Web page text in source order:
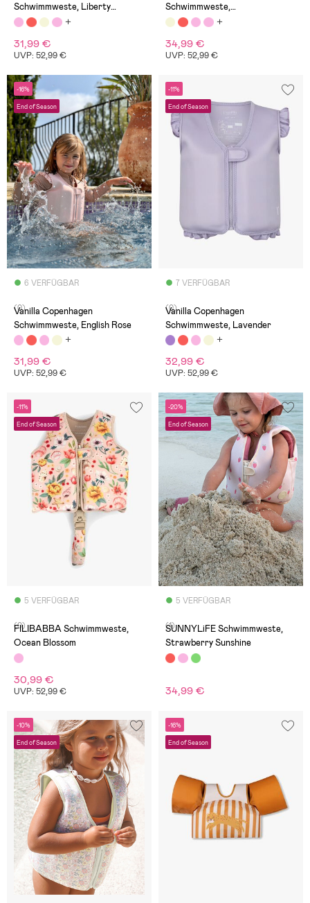
Schwimmweste, Liberty
Beach/English Rose
31,99 €
UVP: 52,99 €
Schwimmweste,
Honeybee/Beige
34,99 €
UVP: 52,99 €
-16%
End of Season
6 VERFÜGBAR
(0)
Vanilla Copenhagen
Schwimmweste, English Rose
31,99 €
UVP: 52,99 €
-11%
End of Season
7 VERFÜGBAR
(0)
Vanilla Copenhagen
Schwimmweste, Lavender
32,99 €
UVP: 52,99 €
-11%
End of Season
5 VERFÜGBAR
(0)
FILIBABBA Schwimmweste,
Ocean Blossom
30,99 €
UVP: 52,99 €
-20%
End of Season
5 VERFÜGBAR
(1)
SUNNYLiFE Schwimmweste,
Strawberry Sunshine
34,99 €
-10%
End of Season
-16%
End of Season